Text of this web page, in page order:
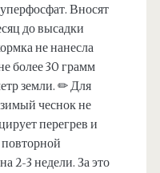
Вносят
до высадки
не нанесла
более 30 грамм
земли. ✏ Для
чеснок не
перегрев и
2-3 недели. За это